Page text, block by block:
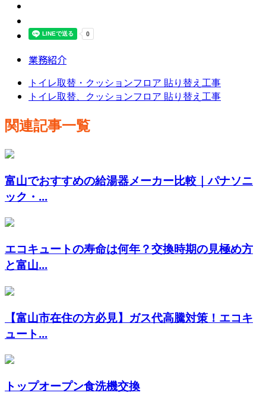
業務紹介
トイレ取替・クッションフロア 貼り替え工事
トイレ取替、クッションフロア 貼り替え工事
関連記事一覧
富山でおすすめの給湯器メーカー比較｜パナソニ
ック・...
エコキュートの寿命は何年？交換時期の見極め方
と富山...
【富山市在住の方必見】ガス代高騰対策！エコキ
ュート...
トップオープン食洗機交換